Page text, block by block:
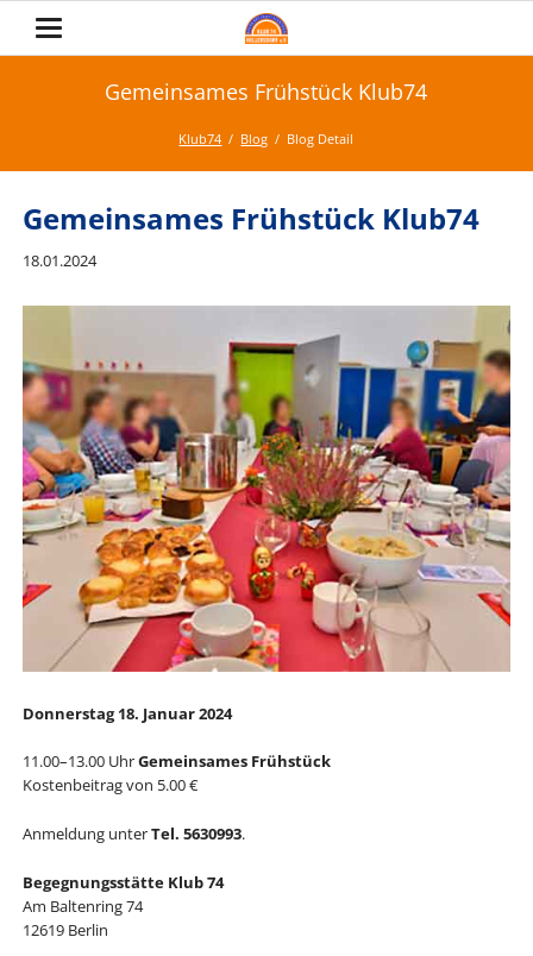
Gemeinsames Frühstück Klub74
Klub74 Blog Blog Detail
Gemeinsames Frühstück Klub74
18.01.2024
Donnerstag 18. Januar 2024
11.00–13.00 UhrGemeinsames Frühstück
Kostenbeitrag von 5.00 €
Anmeldung unterTel. 5630993.
Begegnungsstätte Klub 74
Am Baltenring 74
12619 Berlin